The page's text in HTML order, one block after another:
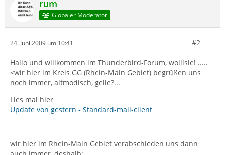
rum
Globaler Moderator
24. Juni 2009 um 10:41 #2
Hallo und willkommen im Thunderbird-Forum, wollisie! .....
<wir hier im Kreis GG (Rhein-Main Gebiet) begrüßen uns
noch immer, altmodisch, gelle?...
Lies mal hier
Update von gestern - Standard-mail-client
wir hier im Rhein-Main Gebiet verabschieden uns dann